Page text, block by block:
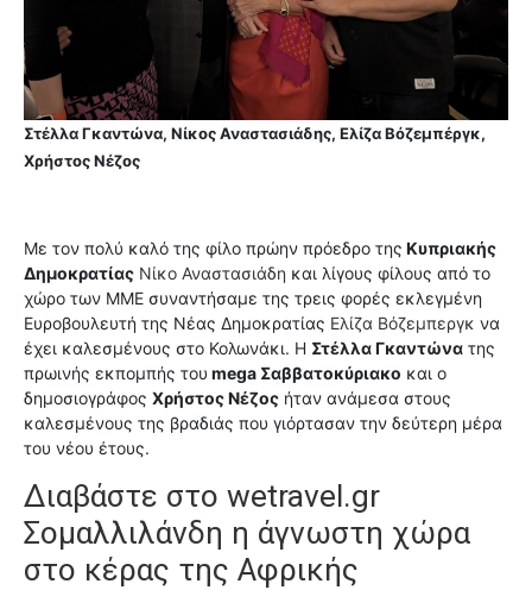
Στέλλα Γκαντώνα, Νίκος Αναστασιάδης, Ελίζα Βόζεμπέργκ,
Χρήστος Νέζος
Με τον πολύ καλό της φίλο πρώην πρόεδρο της Κυπριακής
Δημοκρατίας Νίκο Αναστασιάδη και λίγους φίλους από το
χώρο των ΜΜΕ συναντήσαμε της τρεις φορές εκλεγμένη
Ευροβουλευτή της Νέας Δημοκρατίας Ελίζα Βόζεμπεργκ να
έχει καλεσμένους στο Κολωνάκι. Η Στέλλα Γκαντώνα της
πρωινής εκπομπής του mega Σαββατοκύριακο και ο
δημοσιογράφος Χρήστος Νέζος ήταν ανάμεσα στους
καλεσμένους της βραδιάς που γιόρτασαν την δεύτερη μέρα
του νέου έτους.
Διαβάστε στο wetravel.gr
Σομαλλιλάνδη η άγνωστη χώρα
στο κέρας της Αφρικής